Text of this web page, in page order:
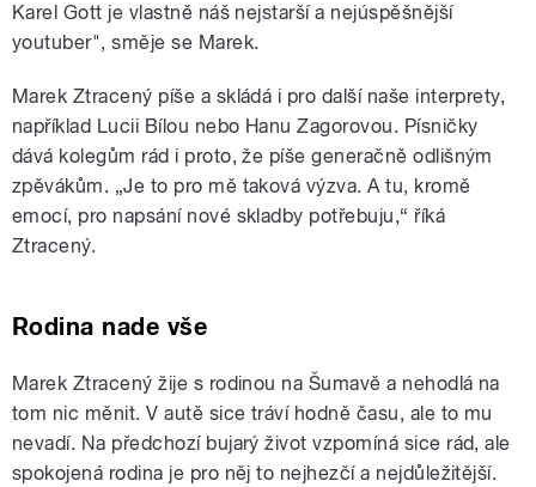
Karel Gott je vlastně náš nejstarší a nejúspěšnější
youtuber", směje se Marek.
Marek Ztracený píše a skládá i pro další naše interprety,
například Lucii Bílou nebo Hanu Zagorovou. Písničky
dává kolegům rád i proto, že píše generačně odlišným
zpěvákům. „Je to pro mě taková výzva. A tu, kromě
emocí, pro napsání nové skladby potřebuju,“ říká
Ztracený.
Rodina nade vše
Marek Ztracený žije s rodinou na Šumavě a nehodlá na
tom nic měnit. V autě sice tráví hodně času, ale to mu
nevadí. Na předchozí bujarý život vzpomíná sice rád, ale
spokojená rodina je pro něj to nejhezčí a nejdůležitější.